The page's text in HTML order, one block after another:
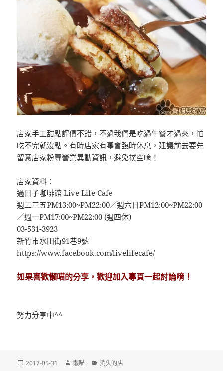
店家手工甜點評價不錯，不過我們是吃過午餐才過來，怕
吃不完就沒點。有時店家有事會臨時休息，建議前去要先
留意店家粉專營業異動資訊，避免撲空唷！
店家資料：
過日子咖啡館 Live Life Cafe
週二三五PM13:00~PM22:00／週六日PM12:00~PM22:00
／週一PM17:00~PM22:00 (週四休)
03-531-3923
新竹市水田街91巷9號
https://www.facebook.com/livelifecafe/
如果喜歡懶喵的分享，歡迎加入專頁一起討論唷！
努力分享中^^
發
2017-05-31
作
懶喵
分
消失的店